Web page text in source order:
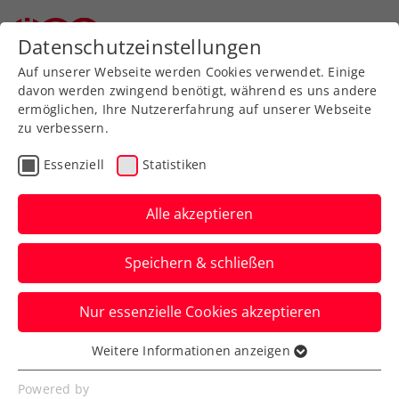
Zurück zur Newsübersicht
Turniere
ATP-Challenger: Thiem
und Novak erst in den
Finals von Rennes und
Stettin gestoppt
Außerdem schafft es Sebastian Ofner in
Istanbul immerhin bis in die Runde der
letzten Acht.
Datenschutzeinstellungen
Auf unserer Webseite werden Cookies verwendet. Einige
davon werden zwingend benötigt, während es uns andere
ermöglichen, Ihre Nutzererfahrung auf unserer Webseite
zu verbessern.
Essenziell Statistiken
Alle akzeptieren
Speichern & schließen
Nur essenzielle Cookies akzeptieren
Essenziell
Essenzielle Cookies werden für grundlegende
Weitere Informationen anzeigen
Powered by